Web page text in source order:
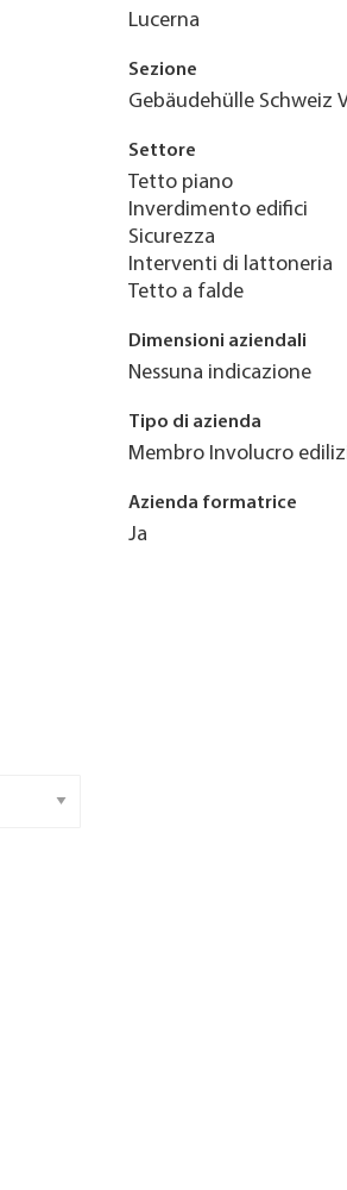
Lucerna
Sezione
Gebäudehülle Schweiz
Settore
Tetto piano
Inverdimento edifici
Sicurezza
Interventi di lattoneria
Tetto a falde
Dimensioni aziendali
Nessuna indicazione
Tipo di azienda
Membro Involucro
Azienda formatrice
Ja